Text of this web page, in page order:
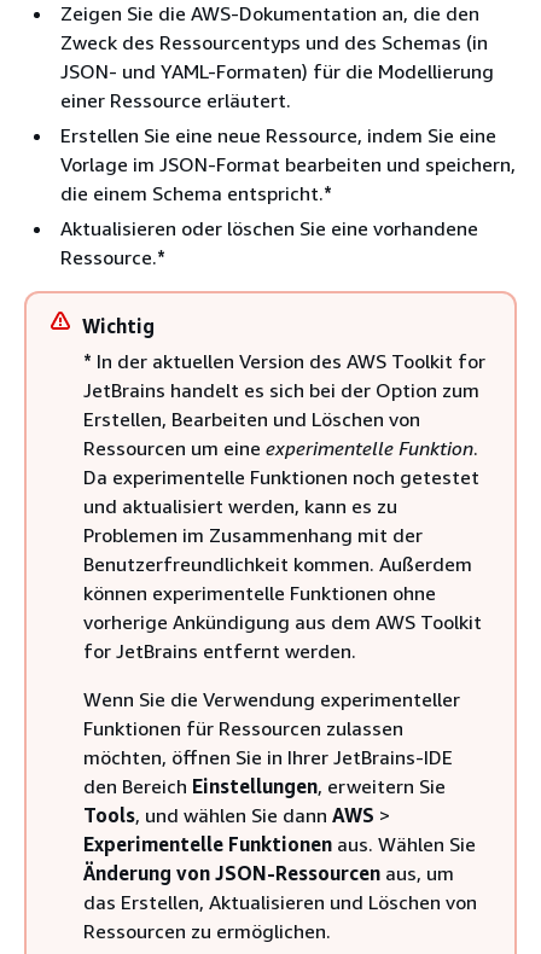
Zeigen Sie die AWS-Dokumentation an, die den
Zweck des Ressourcentyps und des Schemas (in
JSON- und YAML-Formaten) für die Modellierung
einer Ressource erläutert.
Erstellen Sie eine neue Ressource, indem Sie eine
Vorlage im JSON-Format bearbeiten und speichern,
die einem Schema entspricht.*
Aktualisieren oder löschen Sie eine vorhandene
Ressource.*
Wichtig
* In der aktuellen Version des AWS Toolkit for
JetBrains handelt es sich bei der Option zum
Erstellen, Bearbeiten und Löschen von
Ressourcen um eine experimentelle Funktion.
Da experimentelle Funktionen noch getestet
und aktualisiert werden, kann es zu
Problemen im Zusammenhang mit der
Benutzerfreundlichkeit kommen. Außerdem
können experimentelle Funktionen ohne
vorherige Ankündigung aus dem AWS Toolkit
for JetBrains entfernt werden.
Wenn Sie die Verwendung experimenteller
Funktionen für Ressourcen zulassen
möchten, öffnen Sie in Ihrer JetBrains-IDE
den Bereich Einstellungen, erweitern Sie
Tools, und wählen Sie dann AWS >
Experimentelle Funktionen aus. Wählen Sie
Änderung von JSON-Ressourcen aus, um
das Erstellen, Aktualisieren und Löschen von
Ressourcen zu ermöglichen.